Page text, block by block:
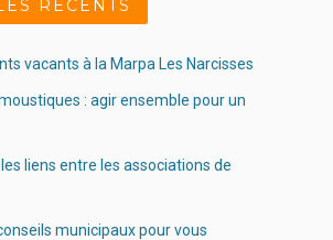
RÉCENTS
vacants à la Marpa Les Narcisses
: agir ensemble pour un
liens entre les associations de
municipaux pour vous